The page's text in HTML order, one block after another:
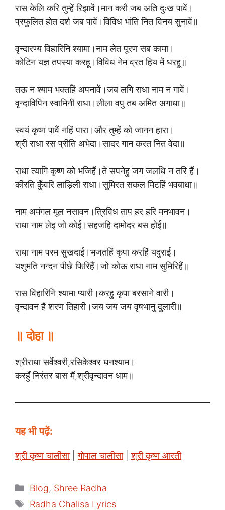
रास केलि करि तुम्हें रिझावें।मान करौ जब अति दुःख पावें।
प्रफुलित होत दर्श जब पावें।विविध भांति नित विनय सुनावें॥
वृन्दारण्य विहारिनि श्यामा।नाम लेत पूरण सब कामा।
कोटिन यज्ञ तपस्या करहू।विविध नेम व्रत हिय में धरहू॥
तऊ न श्याम भक्तहिं अपनावें।जब लगि राधा नाम न गावें।
वृन्दाविपिन स्वामिनी राधा।लीला वपु तब अमित अगाधा॥
स्वयं कृष्ण पावैं नहिं पारा।और तुम्हें को जानन हारा।
श्री राधा रस प्रीति अभेदा।सादर गान करत नित वेदा॥
राधा त्यागि कृष्ण को भजिहैं।ते सपनेहु जग जलधि न तरि हैं।
कीरति कुँवरि लाड़िली राधा।सुमिरत सकल मिटहिं भवबाधा॥
नाम अमंगल मूल नसावन।त्रिविध ताप हर हरि मनभावन।
राधा नाम लेइ जो कोई।सहजहि दामोदर बस होई॥
राधा नाम परम सुखदाई।भजतहिं कृपा करहिं यदुराई।
यशुमति नन्दन पीछे फिरिहैं।जो कोऊ राधा नाम सुमिरिहैं॥
रास विहारिनि श्यामा प्यारी।करहु कृपा बरसाने वारी।
वृन्दावन है शरण तिहारी।जय जय जय वृषभानु दुलारी॥
॥ दोहा ॥
श्रीराधा सर्वेश्वरी,रसिकेश्वर घनश्याम।
करहुँ निरंतर बास मैं,श्रीवृन्दावन धाम॥
यह भी पढ़ें:
श्री कृष्ण चालीसा|गोपाल चालीसा|श्री कृष्ण आरती
Categories
Blog, Shree Radha
Tags
Radha Chalisa Lyrics